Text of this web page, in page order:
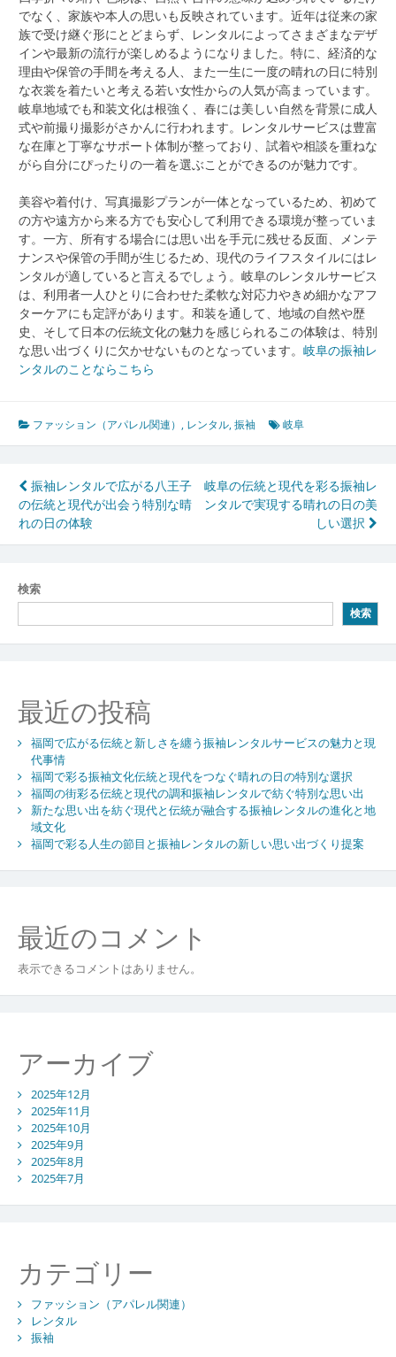
でなく、家族や本人の思いも反映されています。近年は従来の家
族で受け継ぐ形にとどまらず、レンタルによってさまざまなデザ
インや最新の流行が楽しめるようになりました。特に、経済的な
理由や保管の手間を考える人、また一生に一度の晴れの日に特別
な衣裳を着たいと考える若い女性からの人気が高まっています。
岐阜地域でも和装文化は根強く、春には美しい自然を背景に成人
式や前撮り撮影がさかんに行われます。レンタルサービスは豊富
な在庫と丁寧なサポート体制が整っており、試着や相談を重ねな
がら自分にぴったりの一着を選ぶことができるのが魅力です。
美容や着付け、写真撮影プランが一体となっているため、初めて
の方や遠方から来る方でも安心して利用できる環境が整っていま
す。一方、所有する場合には思い出を手元に残せる反面、メンテ
ナンスや保管の手間が生じるため、現代のライフスタイルにはレ
ンタルが適していると言えるでしょう。岐阜のレンタルサービス
は、利用者一人ひとりに合わせた柔軟な対応力やきめ細かなアフ
ターケアにも定評があります。和装を通して、地域の自然や歴
史、そして日本の伝統文化の魅力を感じられるこの体験は、特別
な思い出づくりに欠かせないものとなっています。 岐阜の振袖レ
ンタルのことならこちら
ファッション（アパレル関連） , レンタル,振袖 岐阜
投
稿
ナ
ビ
ゲ
ー
ョ
ン
振袖レンタルで広がる八王子
の伝統と現代が出会う特別な晴
れの日の体験
岐阜の伝統と現代を彩る振袖レ
ンタルで実現する晴れの日の美
しい選択
検索
検索
最近の投稿
福岡で広がる伝統と新しさを纏う振袖レンタルサービスの魅力と現
代事情
福岡で彩る振袖文化伝統と現代をつなぐ晴れの日の特別な選択
福岡の街彩る伝統と現代の調和振袖レンタルで紡ぐ特別な思い出
新たな思い出を紡ぐ現代と伝統が融合する振袖レンタルの進化と地
域文化
福岡で彩る人生の節目と振袖レンタルの新しい思い出づくり提案
最近のコメント
表示できるコメントはありません。
アーカイブ
2025年12月
2025年11月
2025年10月
2025年9月
2025年8月
2025年7月
カテゴリー
ファッション（アパレル関連）
レンタル
振袖